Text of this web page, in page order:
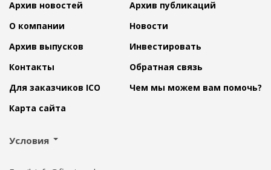
Архив новостей
Архив публикаций
О компании
Новости
Архив выпусков
Инвестировать
Контакты
Обратная связь
Для заказчиков ICO
Чем мы можем вам помочь?
Карта сайта
Условия